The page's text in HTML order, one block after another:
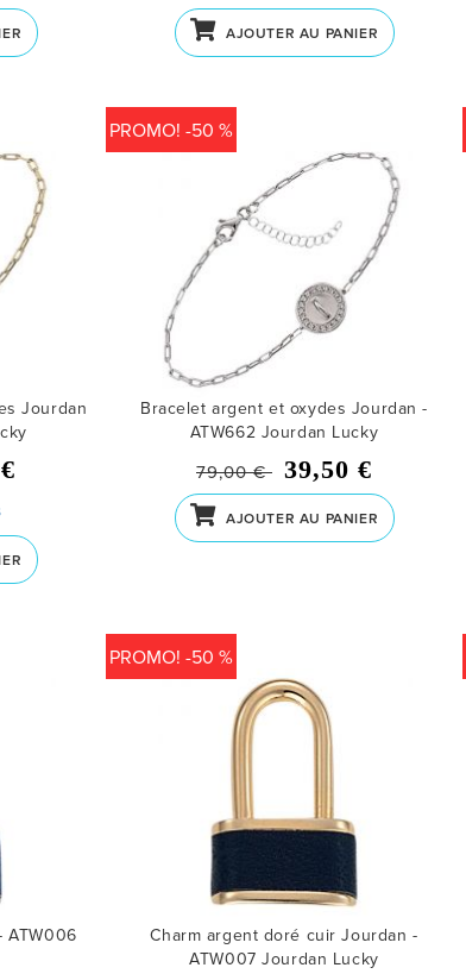
AJOUTER AU PANIER
Jourdan
PROMO! -50 %
Bracelet argent et oxydes Jourdan -
ATW662 Jourdan Lucky
79,00 € 39,50 €
AJOUTER AU PANIER
ATW006
PROMO! -50 %
Charm argent doré cuir Jourdan -
ATW007 Jourdan Lucky